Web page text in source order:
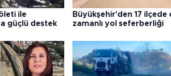
ile
güçlü destek
Büyükşehir'den 17 ilçede
zamanlı yol seferberliği